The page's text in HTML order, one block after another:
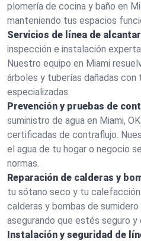
plomería de cocina y baño en
manteniendo tus espacios
Servicios de línea de
inspección e instalación
Nuestro equipo en Miami
árboles y tuberías dañadas con
especializadas.
Prevención y pruebas de
suministro de agua en Miami,
certificadas de contraflujo.
el agua de tu hogar o negocio
normas.
Reparación de calderas y
tu sótano seco y tu calefacción
calderas y bombas de
asegurando que estés seguro
Instalación y seguridad de